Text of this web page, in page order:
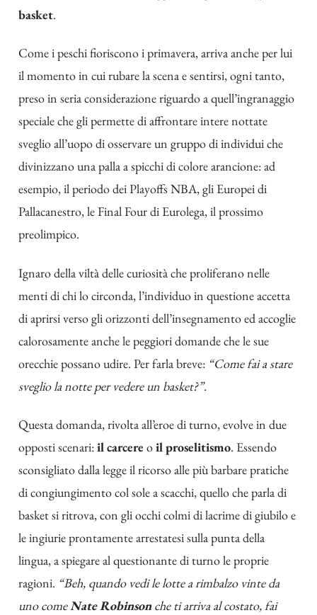
basket.
Come i peschi fioriscono i primavera, arriva anche per lui
il momento in cui rubare la scena e sentirsi, ogni tanto,
preso in seria considerazione riguardo a quell’ingranaggio
speciale che gli permette di affrontare intere nottate
sveglio all’uopo di osservare un gruppo di individui che
divinizzano una palla a spicchi di colore arancione: ad
esempio, il periodo dei Playoffs NBA, gli Europei di
Pallacanestro, le Final Four di Eurolega, il prossimo
preolimpico.
Ignaro della viltà delle curiosità che proliferano nelle
menti di chi lo circonda, l’individuo in questione accetta
di aprirsi verso gli orizzonti dell’insegnamento ed accoglie
calorosamente anche le peggiori domande che le sue
orecchie possano udire. Per farla breve: “Come fai a stare
sveglio la notte per vedere un basket?”.
Questa domanda, rivolta all’eroe di turno, evolve in due
opposti scenari:il carcere oil proselitismo. Essendo
sconsigliato dalla legge il ricorso alle più barbare pratiche
di congiungimento col sole a scacchi, quello che parla di
basket si ritrova, con gli occhi colmi di lacrime di giubilo e
le ingiurie prontamente arrestatesi sulla punta della
lingua, a spiegare al questionante di turno le proprie
ragioni. “Beh, quando vedi le lotte a rimbalzo vinte da
uno comeNate Robinsonche ti arriva al costato, fai